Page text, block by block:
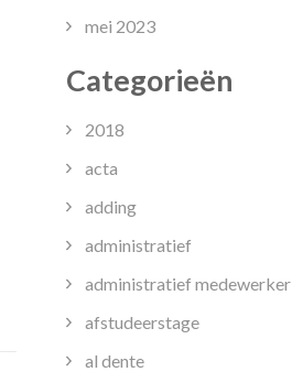
mei 2023
Categorieën
2018
acta
adding
administratief
administratief medewerker
afstudeerstage
al dente